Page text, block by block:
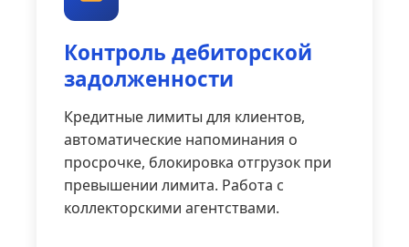
Контроль дебиторской
задолженности
Кредитные лимиты для клиентов,
автоматические напоминания о
просрочке, блокировка отгрузок при
превышении лимита. Работа с
коллекторскими агентствами.